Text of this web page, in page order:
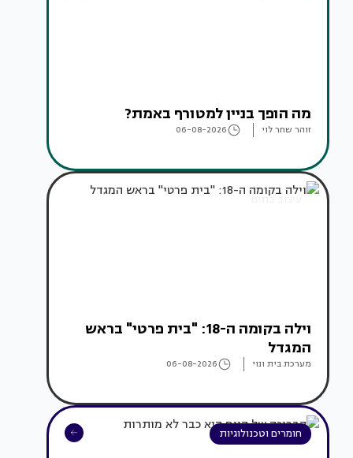
מה הופך בניין למטורף באמת?
זוהר שחר לוי 06-08-2026
עיצוב בתים
וילה בקומה ה-18: "בית פרטי" בראש
המגדל
מערכת בית ונוי 06-08-2026
חומרים וטכנולוגיות